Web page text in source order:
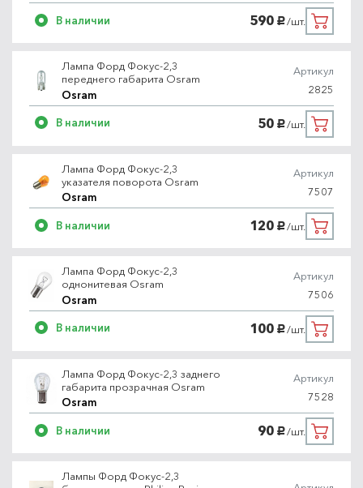
В наличии 590 руб./шт.
Лампа Форд Фокус-2,3
переднего габарита Osram
Osram
Артикул
2825
В наличии 50 руб./шт.
Лампа Форд Фокус-2,3
указателя поворота Osram
Osram
Артикул
7507
В наличии 120 руб./шт.
Лампа Форд Фокус-2,3
однонитевая Osram
Osram
Артикул
7506
В наличии 100 руб./шт.
Лампа Форд Фокус-2,3 заднего
габарита прозрачная Osram
Osram
Артикул
7528
В наличии 90 руб./шт.
Лампы Форд Фокус-2,3